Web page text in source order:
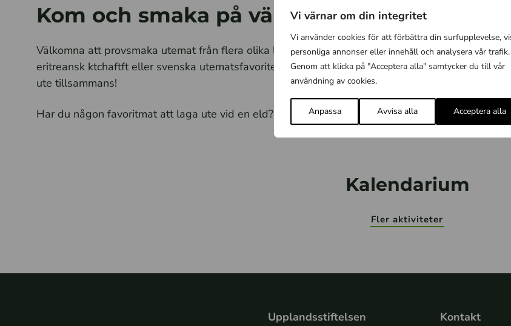
Vi värnar om din integritet
Vi använder cookies för att förbättra din surfupplevelse,
personliga annonser eller innehåll och analysera vår trafik.
Genom att klicka på "Acceptera alla" samtycker du till vår
användning av cookies.
Anpassa Avvisa alla Acceptera alla
Kom och smaka på världens utemat!
Välkomna att provsmaka utemat från flera olika länder. Vad sägs om Marockanskt myntate,
eritreansk ktchaftft eller svenska utematsfavoriter? Kom och provsmaka och njut av en härlig dag
ute tillsammans!
Har du någon favoritmat att laga ute vid en eld? Hör gärna av dig till oss!
Kalendarium
Fler aktiviteter
Upplandsstiftelsen Kontakt